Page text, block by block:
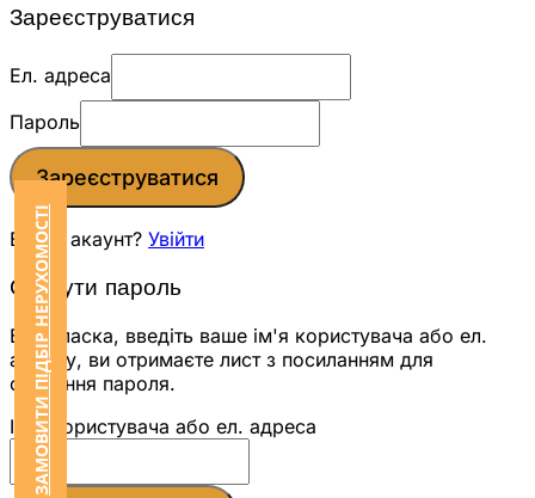
ЗАМОВИТИ ПІДБІР НЕРУХОМОСТІ
Зареєструватися
Ел. адреса
Пароль
Зареєструватися
Вже є акаунт? Увійти
Скинути пароль
Будь ласка, введіть ваше ім'я користувача або ел.
адресу, ви отримаєте лист з посиланням для
скидання пароля.
Ім'я користувача або ел. адреса